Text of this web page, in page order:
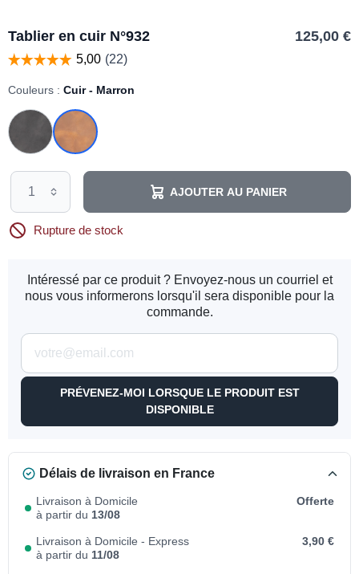
Tablier en cuir N°932 125,00 €
Couleurs : Cuir - Marron
AJOUTER AU PANIER
Rupture de stock
Intéressé par ce produit ? Envoyez-nous un courriel et
nous vous informerons lorsqu'il sera disponible pour la
commande.
PRÉVENEZ-MOI LORSQUE LE PRODUIT EST
DISPONIBLE
Délais de livraison en France
Livraison à Domicile
à partir du 13/08
Offerte
Livraison à Domicile - Express
à partir du 11/08
3,90 €